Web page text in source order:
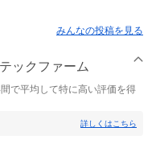
みんなの投稿を見る
ックファーム
で平均して特に高い評価を得
詳しくはこちら